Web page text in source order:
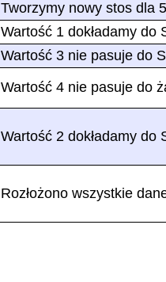
Tworzymy nowy stos dla 5
Wartość 1 dokładamy do
Wartość 3 nie pasuje do
Wartość 4 nie pasuje do
Wartość 2 dokładamy do
Rozłożono wszystkie